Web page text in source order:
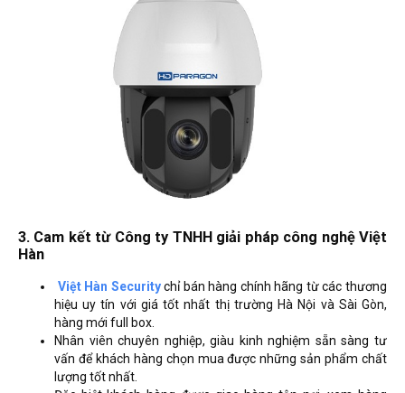
3. Cam kết từ Công ty TNHH giải pháp công nghệ Việt
Hàn
Việt Hàn Security chỉ bán hàng chính hãng từ các thương
hiệu uy tín với giá tốt nhất thị trường Hà Nội và Sài Gòn,
hàng mới full box.
Nhân viên chuyên nghiệp, giàu kinh nghiệm sẵn sàng tư
vấn để khách hàng chọn mua được những sản phẩm chất
lượng tốt nhất.